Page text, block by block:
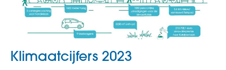
Klimaatcijfers 2023